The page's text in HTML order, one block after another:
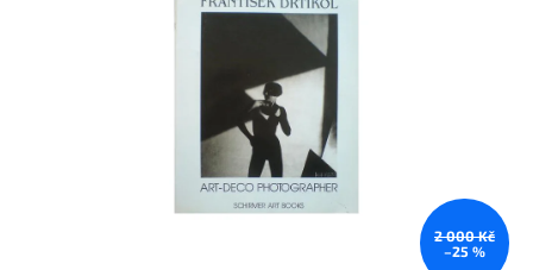
2 000 Kč
–25 %